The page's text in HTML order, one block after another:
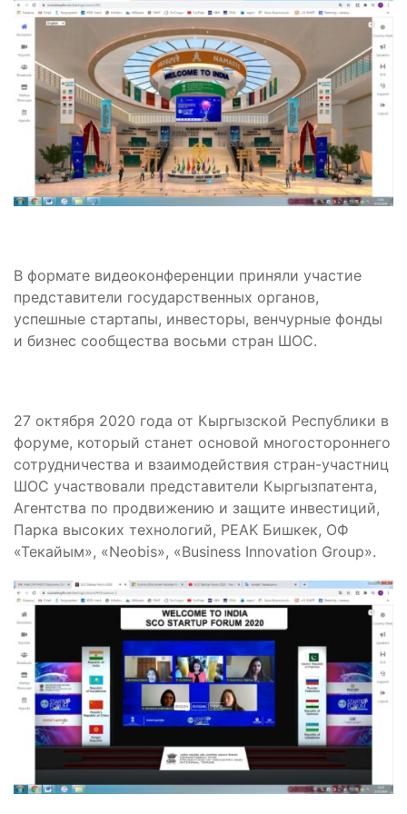
В формате видеоконференции приняли участие
представители государственных органов,
успешные стартапы, инвесторы, венчурные фонды
и бизнес сообщества восьми стран ШОС.
27 октября 2020 года от Кыргызской Республики в
форуме, который станет основой многостороннего
сотрудничества и взаимодействия стран-участниц
ШОС участвовали представители Кыргызпатента,
Агентства по продвижению и защите инвестиций,
Парка высоких технологий, РEAK Бишкек, ОФ
«Текайым», «Neobis», «Business Innovation Group».